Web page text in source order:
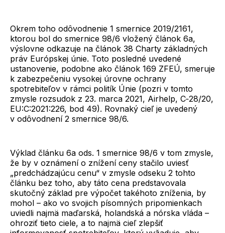
Okrem toho odôvodnenie 1 smernice 2019/2161,
ktorou bol do smernice 98/6 vložený článok 6a,
výslovne odkazuje na článok 38 Charty základných
práv Európskej únie. Toto posledné uvedené
ustanovenie, podobne ako článok 169 ZFEÚ, smeruje
k zabezpečeniu vysokej úrovne ochrany
spotrebiteľov v rámci politík Únie (pozri v tomto
zmysle rozsudok z 23. marca 2021, Airhelp, C‑28/20,
EU:C:2021:226, bod 49). Rovnaký cieľ je uvedený
v odôvodnení 2 smernice 98/6.
Výklad článku 6a ods. 1 smernice 98/6 v tom zmysle,
že by v oznámení o znížení ceny stačilo uviesť
„predchádzajúcu cenu“ v zmysle odseku 2 tohto
článku bez toho, aby táto cena predstavovala
skutočný základ pre výpočet takéhoto zníženia, by
mohol – ako vo svojich písomných pripomienkach
uviedli najmä maďarská, holandská a nórska vláda –
ohroziť tieto ciele, a to najmä cieľ zlepšiť